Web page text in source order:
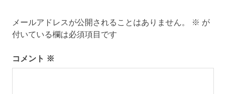
ゲ
シ
メールアドレスが公開されることはありません。 ※ が
付いている欄は必須項目です
コメント ※